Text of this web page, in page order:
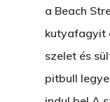
a Beach
kutyafagyit
szelet és
pitbull